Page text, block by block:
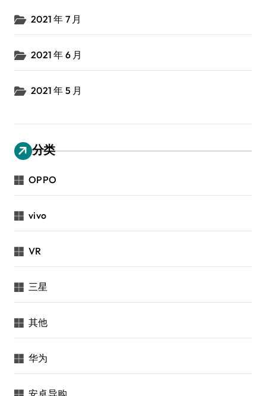
2021 年 7 月
2021 年 6 月
2021 年 5 月
分类
OPPO
vivo
VR
三星
其他
华为
安卓导购